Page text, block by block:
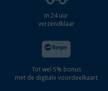
In 24 uur
verzendklaar
Tot wel 5% bonus
met de digitale voordeelkaart